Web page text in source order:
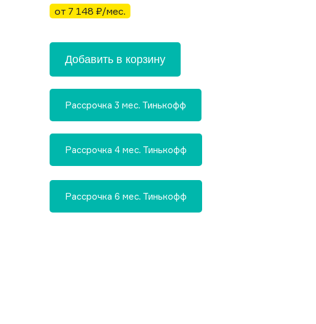
от 7 148 ₽/мес.
Добавить в корзину
Рассрочка 3 мес. Тинькофф
Рассрочка 4 мес. Тинькофф
Рассрочка 6 мес. Тинькофф